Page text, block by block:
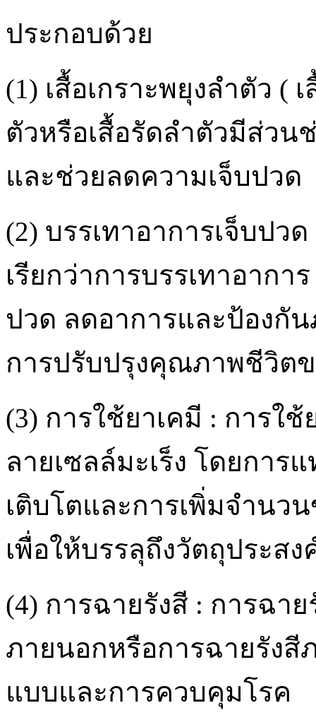
ประกอบด้วย
(1) เสื้อเกราะพยุงลำตัว (
ตัวหรือเสื้อรัดลำตัวมีส่ว
และช่วยลดความเจ็บปวด
(2) บรรเทาอาการเจ็บปว
เรียกว่าการบรรเทาอากา
ปวด ลดอาการและป้องกั
การปรับปรุงคุณภาพชีวิต
(3) การใช้ยาเคมี : การใ
ลายเซลล์มะเร็ง โดยการ
เติบโตและการเพิ่มจำนว
เพื่อให้บรรลุถึงวัตถุประส
(4) การฉายรังสี : การฉา
ภายนอกหรือการฉายรังสี
แบบและการควบคุมโรค